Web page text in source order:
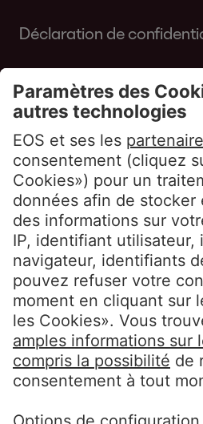
Déclaration de
Conditions d’Utilisation du
Whistleblowerpolicy EOS
Suivez-nous
LinkedIn EOS Aremas
LinkedIn EOS Contentia